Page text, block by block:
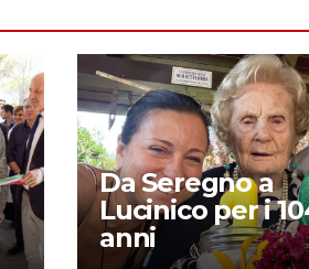
Da Seregno a
Lucinico per i
anni